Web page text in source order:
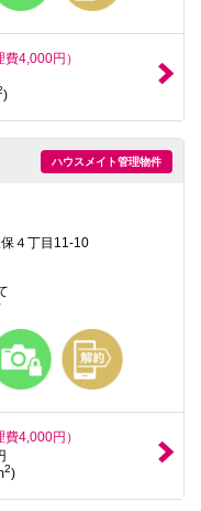
費4,000円）
)
ハウスメイト管理物件
４丁目11-10
費4,000円）
2)